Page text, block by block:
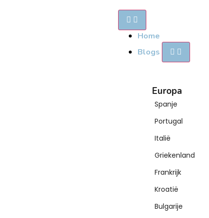
Home
Blogs
Europa
Spanje
Portugal
Italië
Griekenland
Frankrijk
Kroatië
Bulgarije